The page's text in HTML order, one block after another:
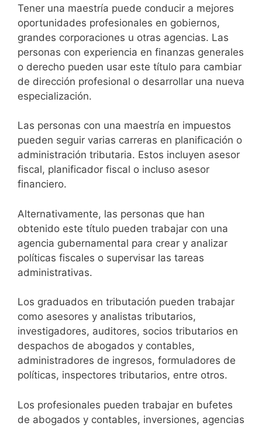
Tener una maestría puede conducir a mejores
oportunidades profesionales en gobiernos,
grandes corporaciones u otras agencias. Las
personas con experiencia en finanzas generales
o derecho pueden usar este título para cambiar
de dirección profesional o desarrollar una nueva
especialización.
Las personas con una maestría en impuestos
pueden seguir varias carreras en planificación o
administración tributaria. Estos incluyen asesor
fiscal, planificador fiscal o incluso asesor
financiero.
Alternativamente, las personas que han
obtenido este título pueden trabajar con una
agencia gubernamental para crear y analizar
políticas fiscales o supervisar las tareas
administrativas.
Los graduados en tributación pueden trabajar
como asesores y analistas tributarios,
investigadores, auditores, socios tributarios en
despachos de abogados y contables,
administradores de ingresos, formuladores de
políticas, inspectores tributarios, entre otros.
Los profesionales pueden trabajar en bufetes
de abogados y contables, inversiones, agencias